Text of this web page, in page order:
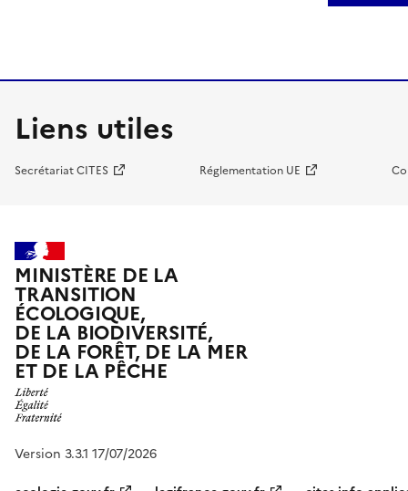
Liens utiles
Secrétariat CITES Réglementation UE
MINISTÈRE DE LA
TRANSITION
ÉCOLOGIQUE,
DE LA BIODIVERSITÉ,
DE LA FORÊT, DE LA MER
ET DE LA PÊCHE
Version 3.3.1 17/07/2026